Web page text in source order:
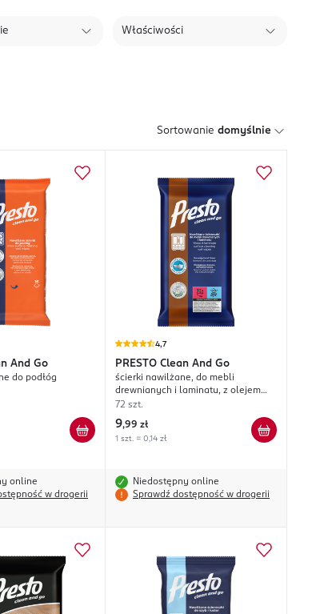
Właściwości
Sortowanie domyślnie
And Go
do podłóg
online
w drogerii
4,7
PRESTO Clean And Go
ścierki nawilżane, do mebli
drewnianych i laminatu, z olejem
pielęgnującym
72 szt.
9,99 zł
1 szt. = 0,14 zł
Niedostępny online
Sprawdź dostępność w drogerii